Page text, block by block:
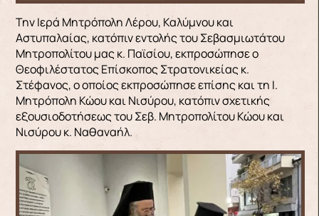
Την Ιερά Μητρόπολη Λέρου, Καλύμνου και
Αστυπαλαίας, κατόπιν εντολής του Σεβασμιωτάτου
Μητροπολίτου μας κ. Παϊσίου, εκπροσώπησε ο
Θεοφιλέστατος Επίσκοπος Στρατονικείας κ.
Στέφανος, ο οποίος εκπροσώπησε επίσης και τη Ι.
Μητρόπολη Κώου και Νισύρου, κατόπιν σχετικής
εξουσιοδοτήσεως του Σεβ. Μητροπολίτου Κώου και
Νισύρου κ. Ναθαναήλ.